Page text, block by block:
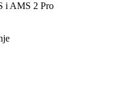
i AMS 2 Pro